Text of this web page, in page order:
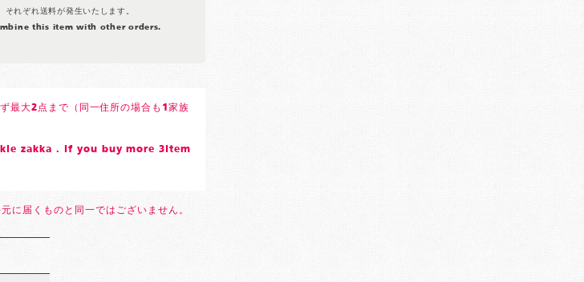
それぞれ送料が発生いたします。
this item with other orders.
最大2点まで（同一住所の場合も1家族
zakka . If you buy more 3item
に届くものと同一ではございません。